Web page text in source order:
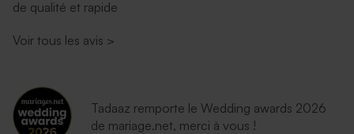
de qualité et rapide
Voir tous les avis >
Tadaaz remporte le Wedding awards 2026
de mariage.net, merci à vous !